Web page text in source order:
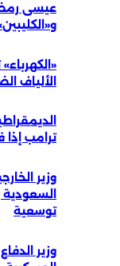
و«الكليبين» يبدأ 13 يومًا
الألياف
ترامب إذا
وزير
توسعية
وزير